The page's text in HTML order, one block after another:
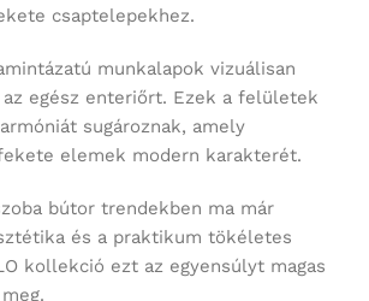
csaptelepekhez.
munkalapok vizuálisan
egész enteriőrt. Ezek a felületek
sugároznak, amely
elemek modern karakterét.
bútor trendekben ma már
és a praktikum tökéletes
kollekció ezt az egyensúlyt magas